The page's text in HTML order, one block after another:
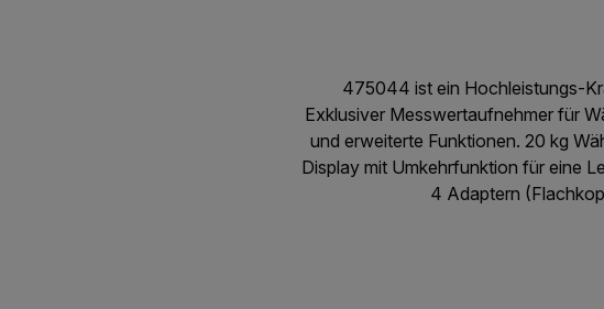
475044 ist ein Hochleistungs-
Exklusiver Messwertaufnehmer für
und erweiterte Funktionen. 20 kg
Display mit Umkehrfunktion für eine
4 Adaptern